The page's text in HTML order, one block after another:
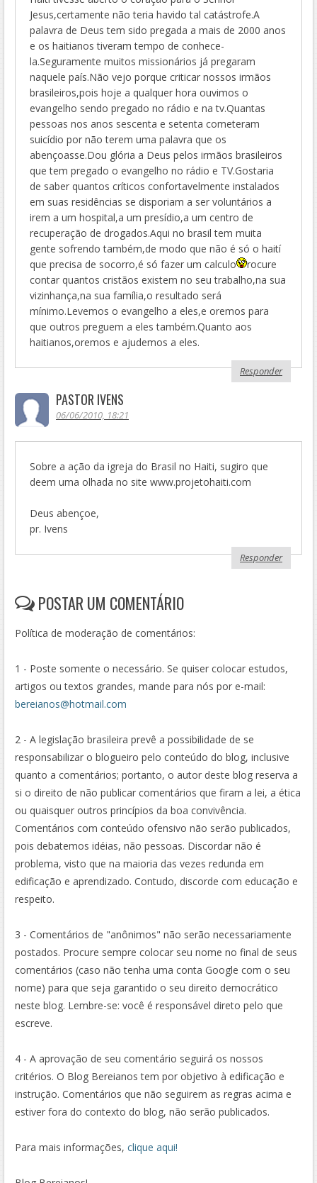
Jesus,certamente não teria havido tal catástrofe.A
palavra de Deus tem sido pregada a mais de 2000 anos
e os haitianos tiveram tempo de conhece-
la.Seguramente muitos missionários já pregaram
naquele país.Não vejo porque criticar nossos irmãos
brasileiros,pois hoje a qualquer hora ouvimos o
evangelho sendo pregado no rádio e na tv.Quantas
pessoas nos anos sescenta e setenta cometeram
suicídio por não terem uma palavra que os
abençoasse.Dou glória a Deus pelos irmãos brasileiros
que tem pregado o evangelho no rádio e TV.Gostaria
de saber quantos críticos confortavelmente instalados
em suas residências se disporiam a ser voluntários a
irem a um hospital,a um presídio,a um centro de
recuperação de drogados.Aqui no brasil tem muita
gente sofrendo também,de modo que não é só o haití
que precisa de socorro,é só fazer um calculo
rocure
contar quantos cristãos existem no seu trabalho,na sua
vizinhança,na sua família,o resultado será
mínimo.Levemos o evangelho a eles,e oremos para
que outros preguem a eles também.Quanto aos
haitianos,oremos e ajudemos a eles.
Responder
PASTOR IVENS
06/06/2010, 18:21
Sobre a ação da igreja do Brasil no Haiti, sugiro que
deem uma olhada no site www.projetohaiti.com
Deus abençoe,
pr. Ivens
Responder
POSTAR UM COMENTÁRIO
Política de moderação de comentários:
1 - Poste somente o necessário. Se quiser colocar estudos,
artigos ou textos grandes, mande para nós por e-mail:
bereianos@hotmail.com
2 - A legislação brasileira prevê a possibilidade de se
responsabilizar o blogueiro pelo conteúdo do blog, inclusive
quanto a comentários; portanto, o autor deste blog reserva a
si o direito de não publicar comentários que firam a lei, a ética
ou quaisquer outros princípios da boa convivência.
Comentários com conteúdo ofensivo não serão publicados,
pois debatemos idéias, não pessoas. Discordar não é
problema, visto que na maioria das vezes redunda em
edificação e aprendizado. Contudo, discorde com educação e
respeito.
3 - Comentários de "anônimos" não serão necessariamente
postados. Procure sempre colocar seu nome no final de seus
comentários (caso não tenha uma conta Google com o seu
nome) para que seja garantido o seu direito democrático
neste blog. Lembre-se: você é responsável direto pelo que
escreve.
4 - A aprovação de seu comentário seguirá os nossos
critérios. O Blog Bereianos tem por objetivo à edificação e
instrução. Comentários que não seguirem as regras acima e
estiver fora do contexto do blog, não serão publicados.
Para mais informações, clique aqui!